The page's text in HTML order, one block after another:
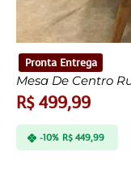
Pronta Entrega
Mesa De Centro
R$499,99
-10% R$449,99